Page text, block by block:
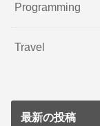
Programming
Travel
最新の投稿